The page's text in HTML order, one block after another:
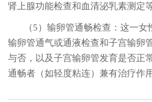
肾上腺功能检查和血清泌乳素测定等
（5）输卵管通畅检查：这一女
输卵管通气或通液检查和子宫输卵
与否，以及子宫输卵管发育是否正
通畅者（如轻度粘连）兼有治疗作用